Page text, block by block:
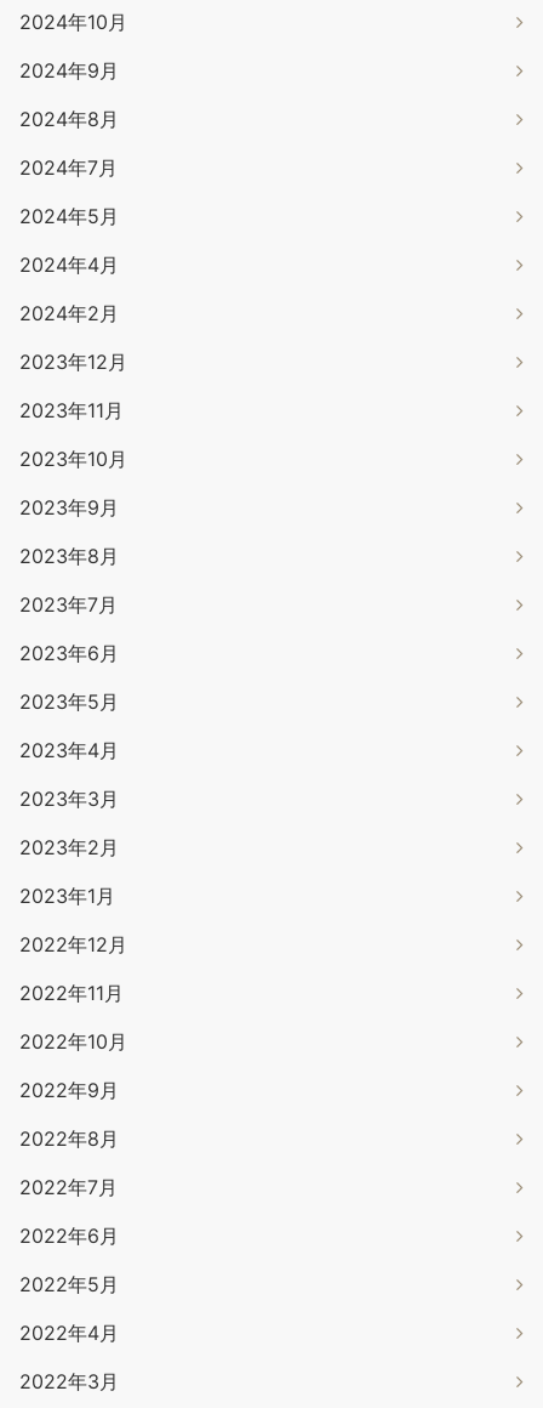
2024年10月
2024年9月
2024年8月
2024年7月
2024年5月
2024年4月
2024年2月
2023年12月
2023年11月
2023年10月
2023年9月
2023年8月
2023年7月
2023年6月
2023年5月
2023年4月
2023年3月
2023年2月
2023年1月
2022年12月
2022年11月
2022年10月
2022年9月
2022年8月
2022年7月
2022年6月
2022年5月
2022年4月
2022年3月